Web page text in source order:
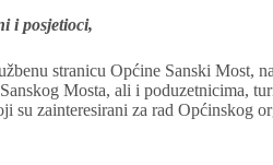
i posjetioci,
stranicu Općine Sanski Most,
Mosta, ali i poduzetnicima,
su zainteresirani za rad Općinskog